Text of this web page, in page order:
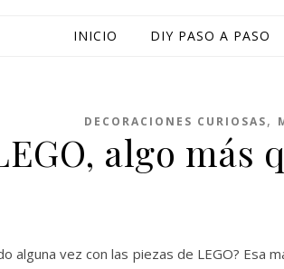
INICIO DIY PASO A PASO
DECORACIONES CURIOSAS,
algo más
alguna vez con las piezas de LEGO? Esa